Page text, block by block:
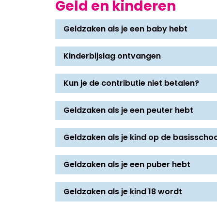
Geld en kinderen
Geldzaken als je een baby hebt
Kinderbijslag ontvangen
Kun je de contributie niet betalen?
Geldzaken als je een peuter hebt
Geldzaken als je kind op de
Geldzaken als je een puber hebt
Geldzaken als je kind 18 wordt